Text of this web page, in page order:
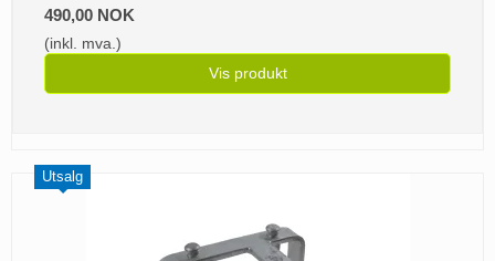
490,00 NOK
(inkl. mva.)
Vis produkt
Utsalg